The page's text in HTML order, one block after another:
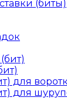
(биты)
для
для